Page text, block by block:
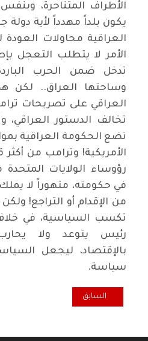
الأطراف المتناحرة،
يكون بلداً مهدداً لأية دولة
العراقية محاولات العودة
الأمر لا يتطلب التعجل
تدخل ضمن الحرب
وساحتها العراق.. لكن
العراقي على تصريحات
تخالف الدستور العراقي،
تضع الحكومة العراقية
الأمريكية! وترامب من أكثر
رؤوساء الولايات
في حكومته، متهوراً لا يملك
من الإقدام أو التراجع!
تكسب السياسية، في
رئيس يتوعد ولا
بالإقتصاد، ليجعل
سياسة.
المقال السابق: سوف ينتظر
السابق